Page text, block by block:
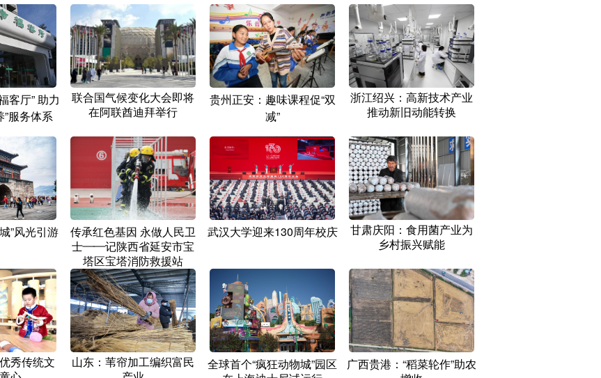
客厅” 助力
”服务体系
联合国气候变化大会即将
在阿联酋迪拜举行
贵州正安：趣味课程促“双
减”
浙江绍兴：高新技术产业
推动新旧动能转换
”风光引游
传承红色基因 永做人民卫
士——记陕西省延安市宝
塔区宝塔消防救援站
武汉大学迎来130周年校庆
甘肃庆阳：食用菌产业为
乡村振兴赋能
秀传统文
山东：苇帘加工编织富民
全球首个“疯狂动物城”园区
广西贵港：“稻菜轮作”助农